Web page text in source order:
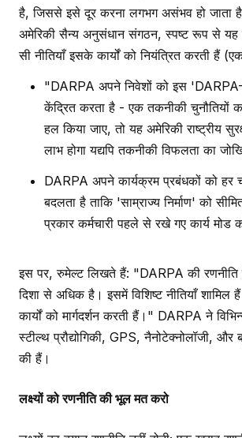
है, जिससे इसे दूर करना लगभग असंभव हो जाता
अमेरिकी सैन्य अनुसंधान संगठन, स्पष्ट रूप से यह
सी नीतियाँ इसके कार्यों को नियंत्रित करती हैं
"DARPA अपने निवेशों को इस
केंद्रित करता है - एक तकनीकी चुनौतियों
हल किया जाए, तो यह अमेरिकी राष्ट्रीय
लाभ होगा यद्यपि तकनीकी विफलता का
DARPA अपने कार्यक्रम प्रबंधकों को हर
बदलता है ताकि 'साम्राज्य निर्माण' को
प्रकार कर्मचारी पहले से रखे गए कार्य मोड
इस पर, रुमेल्ट लिखते हैं: "DARPA की रणनीति
दिशा से अधिक है। इसमें विशिष्ट नीतियाँ शामिल
कार्यों को मार्गदर्शन करती हैं।" DARPA ने
स्टील्थ प्रौद्योगिकी, GPS, नैनोटेक्नोलॉजी,
की हैं।
लक्ष्यों को रणनीति की भूल मत करो